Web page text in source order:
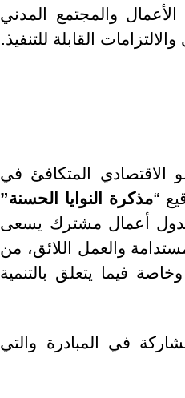
والمجتمع المدني
القابلة للتنفيذ.
المتكافئ في
“مذكرة النوايا الحسنة”
جدول أعمال مشترك يسعى
والعمل اللائق، من
فيما يتعلق بالتنمية
في المبادرة والتي